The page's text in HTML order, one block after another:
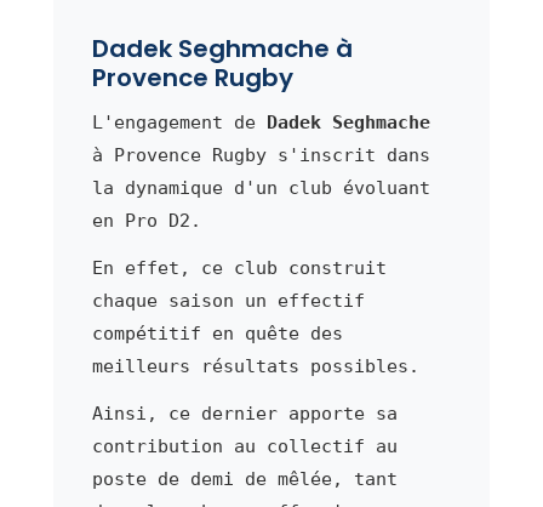
Dadek Seghmache à
Provence Rugby
L'engagement de
Dadek Seghmache
à Provence Rugby s'inscrit dans
la dynamique d'un club évoluant
en Pro D2.
En effet, ce club construit
chaque saison un effectif
compétitif en quête des
meilleurs résultats possibles.
Ainsi, ce dernier apporte sa
contribution au collectif au
poste de demi de mêlée, tant